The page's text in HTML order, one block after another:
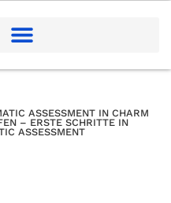
ASSESSMENT IN CHARM
– ERSTE SCHRITTE IN
ASSESSMENT